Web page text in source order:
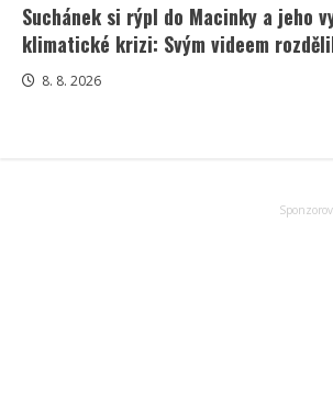
Suchánek si rýpl do Macinky a jeho
klimatické krizi: Svým videem
8. 8. 2026